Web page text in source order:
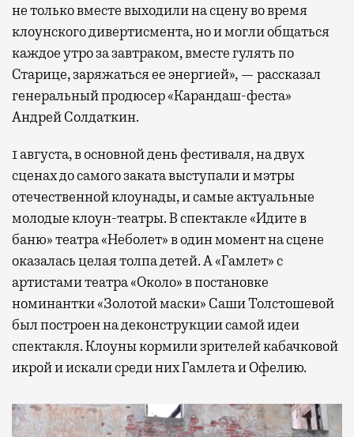
не только вместе выходили на сцену во время
клоунского дивертисмента, но и могли общаться
каждое утро за завтраком, вместе гулять по
Старице, заряжаться ее энергией», — рассказал
генеральный продюсер «Карандаш-феста»
Андрей Солдаткин.
1 августа, в основной день фестиваля, на двух
сценах до самого заката выступали и мэтры
отечественной клоунады, и самые актуальные
молодые клоун-театры. В спектакле «Идите в
баню» театра «Неболет» в один момент на сцене
оказалась целая толпа детей. А «Гамлет» с
артистами театра «Около» в постановке
номинантки «Золотой маски» Саши Толстошевой
был построен на деконструкции самой идеи
спектакля. Клоуны кормили зрителей кабачковой
икрой и искали среди них Гамлета и Офелию.